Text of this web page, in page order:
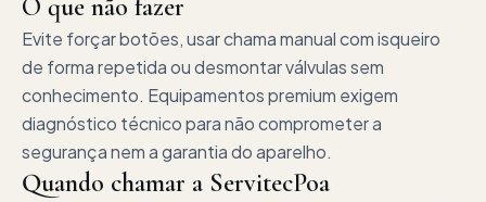
O que não fazer
Evite forçar botões, usar chama manual com isqueiro
de forma repetida ou desmontar válvulas sem
conhecimento. Equipamentos premium exigem
diagnóstico técnico para não comprometer a
segurança nem a garantia do aparelho.
Quando chamar a ServitecPoa